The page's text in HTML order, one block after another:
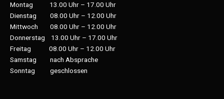
Montag 13.00 Uhr – 17.00 Uhr
Dienstag 08.00 Uhr – 12.00 Uhr
Mittwoch 08.00 Uhr – 12.00 Uhr
Donnerstag 13.00 Uhr – 17.00 Uhr
Freitag 08.00 Uhr – 12.00 Uhr
Samstag nach Absprache
Sonntag geschlossen